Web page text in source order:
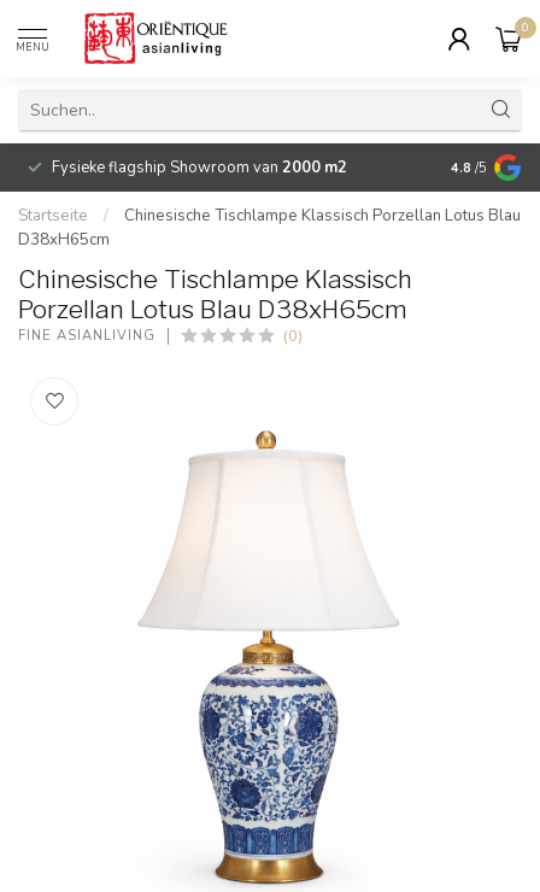
MENU
0
Fysieke flagship Showroom van 2000 m2 Betaalbare
4.8 /5
Startseite /
Chinesische Tischlampe Klassisch Porzellan Lotus Blau
D38xH65cm
Chinesische Tischlampe Klassisch
Porzellan Lotus Blau D38xH65cm
FINE ASIANLIVING (0)